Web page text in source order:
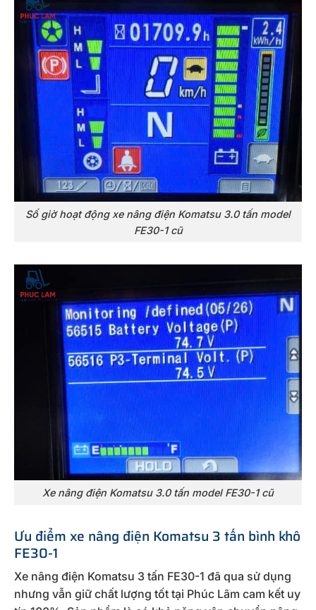
Số giờ hoạt động xe nâng điện Komatsu 3.0 tấn model
FE30-1 cũ
Xe nâng điện Komatsu 3.0 tấn model FE30-1 cũ
Ưu điểm xe nâng điện Komatsu 3 tấn bình khô
FE30-1
Xe nâng điện Komatsu 3 tấn FE30-1 đã qua sử dụng
nhưng vẫn giữ chất lượng tốt tại Phúc Lâm cam kết uy